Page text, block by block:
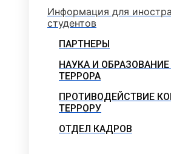
Информация для
студентов
ПАРТНЕРЫ
НАУКА И
ТЕРРОРА
ПРОТИВОДЕЙСТВИЕ
ТЕРРОРУ
ОТДЕЛ КАДРОВ